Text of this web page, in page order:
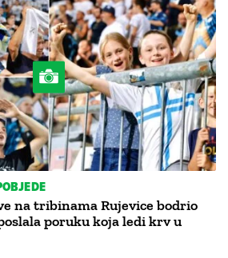
na tribinama Rujevice bodrio
poruku koja ledi krv u